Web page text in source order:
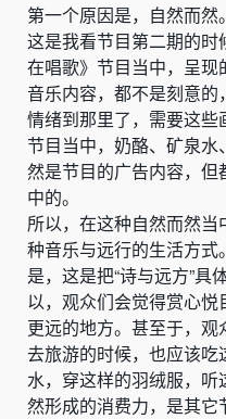
第一个原因是，自然而然。
这是我看节目第二期的
在唱歌》节目当中，呈
音乐内容，都不是刻意的
情绪到那里了，需要这
节目当中，奶酪、矿泉
然是节目的广告内容，
中的。
所以，在这种自然而然
种音乐与远行的生活方
是，这是把“诗与远方”具
以，观众们会觉得赏心
更远的地方。甚至于，
去旅游的时候，也应该
水，穿这样的羽绒服，
然形成的消费力，是其它